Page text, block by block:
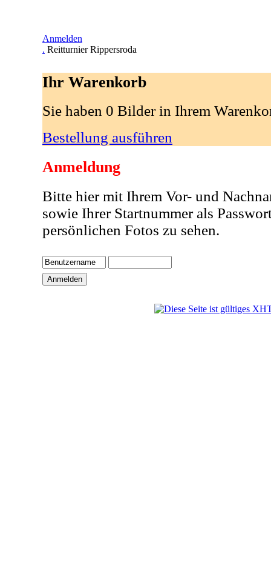
Anmelden
. Reitturnier Rippersroda
Ihr Warenkorb
Sie haben 0 Bilder in Ihrem
Bestellung ausführen
Anmeldung
Bitte hier mit Ihrem Vor- und
sowie Ihrer Startnummer als
persönlichen Fotos zu sehen.